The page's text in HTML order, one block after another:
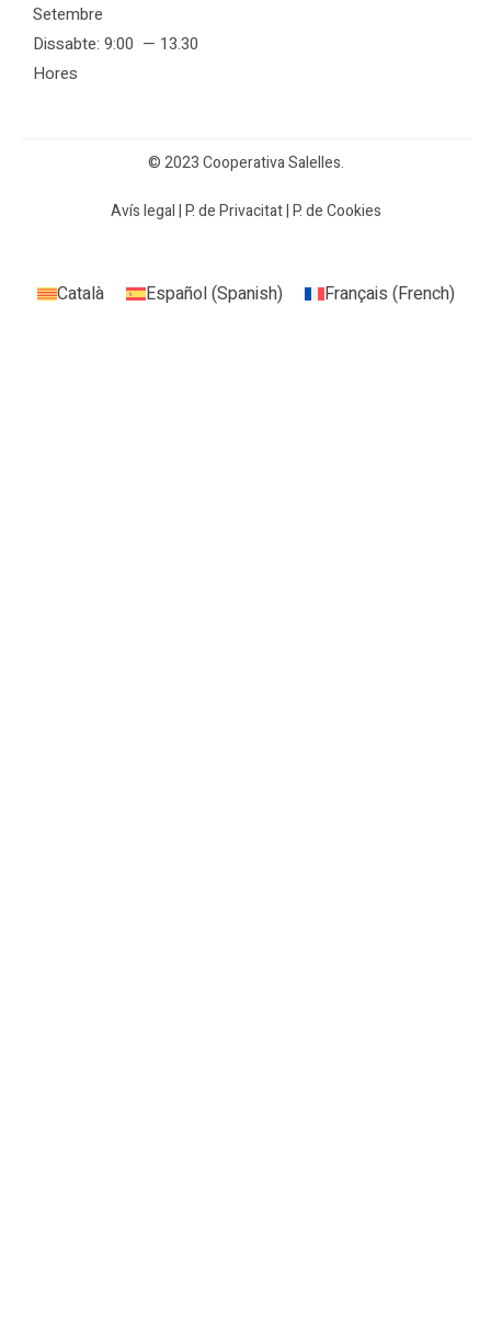
Setembre
Dissabte: 9:00 — 13.30
Hores
© 2023 Cooperativa Salelles.
Avís legal|P. de Privacitat|P. de Cookies
Català Español(Spanish) Français (French)